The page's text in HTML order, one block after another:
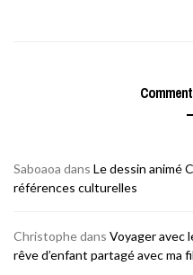
Saboaoa dans Le dessin animé
références culturelles
Christophedans Voyager avec
rêve d’enfant partagé avec ma